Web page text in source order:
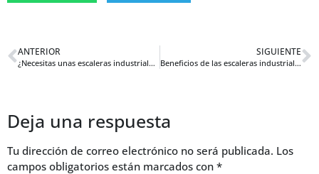
ANTERIOR
¿Necesitas unas escaleras industriales? Descubre opciones seguras y duraderas
SIGUIENTE
Beneficios de las escaleras industriales en el sector de la construcción
Deja una respuesta
Tu dirección de correo electrónico no será publicada. Los
campos obligatorios están marcados con *